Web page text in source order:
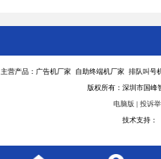
主营产品：广告机厂家 自助终端机厂家 排队叫
版权所有：深圳市国峰
电脑版 | 投诉
技术支持：